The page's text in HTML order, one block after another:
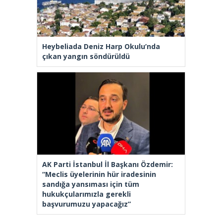
Heybeliada Deniz Harp Okulu’nda
çıkan yangın söndürüldü
AK Parti İstanbul İl Başkanı Özdemir:
“Meclis üyelerinin hür iradesinin
sandığa yansıması için tüm
hukukçularımızla gerekli
başvurumuzu yapacağız”